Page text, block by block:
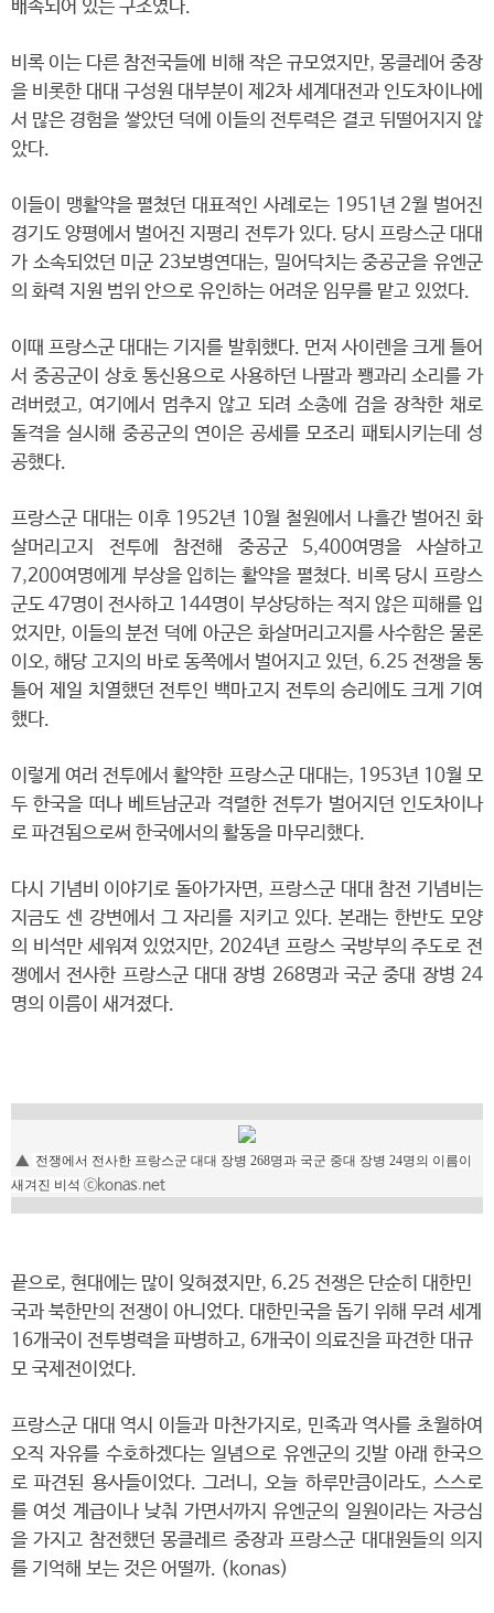
배속되어 있는 구조였다.
비록 이는 다른 참전국들에 비해 작은 규모였지만, 몽클레어 중장
을 비롯한 대대 구성원 대부분이 제2차 세계대전과 인도차이나에
서 많은 경험을 쌓았던 덕에 이들의 전투력은 결코 뒤떨어지지 않
았다.
이들이 맹활약을 펼쳤던 대표적인 사례로는 1951년 2월 벌어진
경기도 양평에서 벌어진 지평리 전투가 있다. 당시 프랑스군 대대
가 소속되었던 미군 23보병연대는, 밀어닥치는 중공군을 유엔군
의 화력 지원 범위 안으로 유인하는 어려운 임무를 맡고 있었다.
이때 프랑스군 대대는 기지를 발휘했다. 먼저 사이렌을 크게 틀어
서 중공군이 상호 통신용으로 사용하던 나팔과 꽹과리 소리를 가
려버렸고, 여기에서 멈추지 않고 되려 소총에 검을 장착한 채로
돌격을 실시해 중공군의 연이은 공세를 모조리 패퇴시키는데 성
공했다.
프랑스군 대대는 이후 1952년 10월 철원에서 나흘간 벌어진 화
살머리고지 전투에 참전해 중공군 5,400여명을 사살하고
7,200여명에게 부상을 입히는 활약을 펼쳤다. 비록 당시 프랑스
군도 47명이 전사하고 144명이 부상당하는 적지 않은 피해를 입
었지만, 이들의 분전 덕에 아군은 화살머리고지를 사수함은 물론
이오, 해당 고지의 바로 동쪽에서 벌어지고 있던, 6.25 전쟁을 통
틀어 제일 치열했던 전투인 백마고지 전투의 승리에도 크게 기여
했다.
이렇게 여러 전투에서 활약한 프랑스군 대대는, 1953년 10월 모
두 한국을 떠나 베트남군과 격렬한 전투가 벌어지던 인도차이나
로 파견됨으로써 한국에서의 활동을 마무리했다.
다시 기념비 이야기로 돌아가자면, 프랑스군 대대 참전 기념비는
지금도 센 강변에서 그 자리를 지키고 있다. 본래는 한반도 모양
의 비석만 세워져 있었지만, 2024년 프랑스 국방부의 주도로 전
쟁에서 전사한 프랑스군 대대 장병 268명과 국군 중대 장병 24
명의 이름이 새겨졌다.
▲ 전쟁에서 전사한 프랑스군 대대 장병 268명과 국군 중대 장병 24명의 이름이
새겨진 비석 ⓒkonas.net
끝으로, 현대에는 많이 잊혀졌지만, 6.25 전쟁은 단순히 대한민
국과 북한만의 전쟁이 아니었다. 대한민국을 돕기 위해 무려 세계
16개국이 전투병력을 파병하고, 6개국이 의료진을 파견한 대규
모 국제전이었다.
프랑스군 대대 역시 이들과 마찬가지로, 민족과 역사를 초월하여
오직 자유를 수호하겠다는 일념으로 유엔군의 깃발 아래 한국으
로 파견된 용사들이었다. 그러니, 오늘 하루만큼이라도, 스스로
를 여섯 계급이나 낮춰 가면서까지 유엔군의 일원이라는 자긍심
을 가지고 참전했던 몽클레르 중장과 프랑스군 대대원들의 의지
를 기억해 보는 것은 어떨까. (konas)